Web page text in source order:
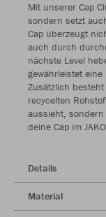
Mit unserer Cap
sondern setzt
Cap überzeugt
auch durch
nächste Level
gewährleistet
Zusätzlich
recycelten
aussieht,
deine Cap im
Details
Material